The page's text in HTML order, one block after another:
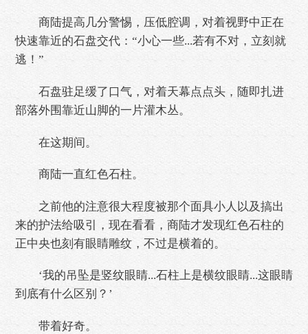
商陆提高几分警惕，压低腔调，对着视野中正在
快速靠近的石盘交代：“小心一些...若有不对，立刻就
逃！”
石盘驻足缓了口气，对着天幕点点头，随即扎进
部落外围靠近山脚的一片灌木丛。
在这期间。
商陆一直红色石柱。
之前他的注意很大程度被那个面具小人以及搞出
来的护法给吸引，现在看看，商陆才发现红色石柱的
正中央也刻有眼睛雕纹，不过是横着的。
‘我的吊坠是竖纹眼睛...石柱上是横纹眼睛...这眼睛
到底有什么区别？’
带着好奇。